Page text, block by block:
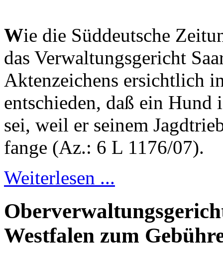
Wie die Süddeutsche
das Verwaltungsgericht
Aktenzeichens ersichtlich
entschieden, daß ein Hund
sei, weil er seinem
fange (Az.: 6 L 1176/07).
Weiterlesen ...
Westfalen zum